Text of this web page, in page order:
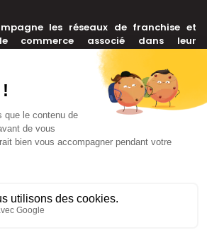
les réseaux de franchise et
commerce associé dans leur
leur création jusqu’à leur cession.
69002 LYON